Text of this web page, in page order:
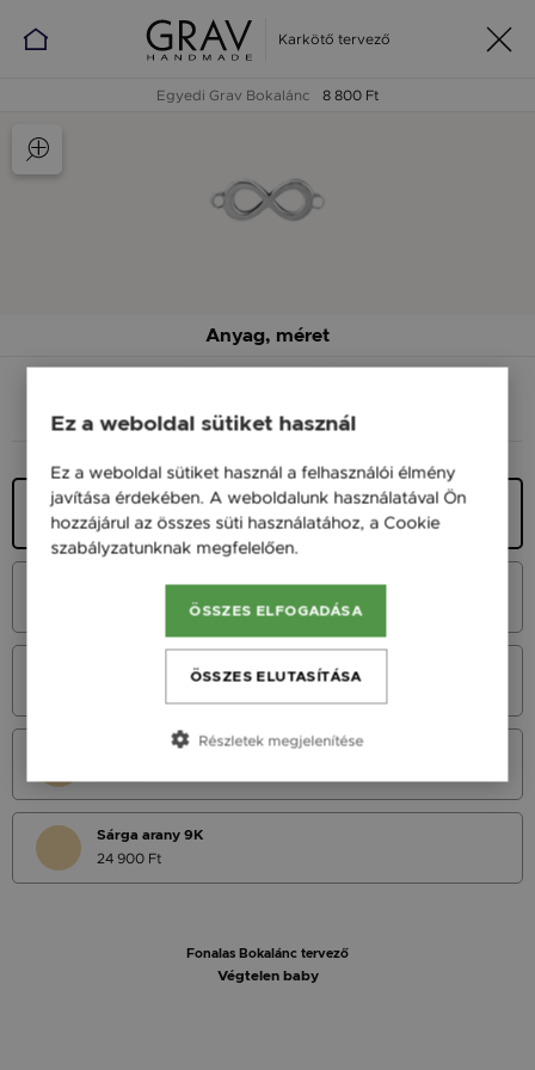
Karkötő tervező
Egyedi Grav Bokalánc 8 800 Ft
Anyag, méret
ANYAG (SZÍN) MÉRET
Ezüst 925
3 990 Ft
Fehér Arany 14K
Vörös Arany 14K
Sárga Arany 14K
Sárga arany 9K
24 900 Ft
Fonalas Bokalánc tervező
Végtelen baby
Ez a weboldal sütiket használ
Ez a weboldal sütiket használ a felhasználói élmény
javítása érdekében. A weboldalunk használatával Ön
hozzájárul az összes süti használatához, a Cookie
szabályzatunknak megfelelően.
ÖSSZES ELFOGADÁSA
ÖSSZES ELUTASÍTÁSA
Részletek megjelenítése